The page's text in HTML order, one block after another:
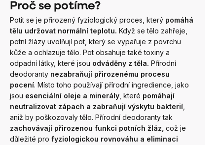
Proč se potíme?
Potit se je přirozený fyziologický proces, který pomáhá
tělu udržovat normální teplotu. Když se tělo zahřeje,
potní žlázy uvolňují pot, který se vypařuje z povrchu
kůže a ochlazuje tělo. Pot obsahuje také toxiny a
odpadní látky, které jsou odváděny z těla. Přírodní
deodoranty nezabraňují přirozenému procesu
pocení. Místo toho používají přírodní ingredience, jako
jsou esenciální oleje a minerály, které pomáhají
neutralizovat zápach a zabraňují výskytu bakterií,
aniž by poškozovaly tělo. Přírodní deodoranty tak
zachovávají přirozenou funkci potních žláz, což je
důležité pro fyziologickou rovnováhu a eliminaci